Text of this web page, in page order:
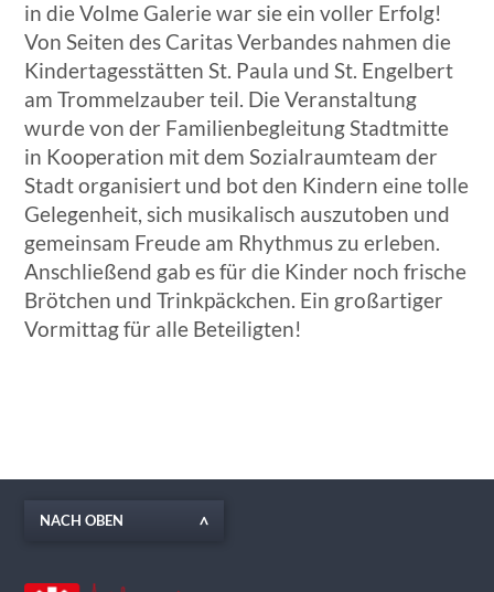
in die Volme Galerie war sie ein voller Erfolg!
Von Seiten des Caritas Verbandes nahmen die
Kindertagesstätten St. Paula und St. Engelbert
am Trommelzauber teil. Die Veranstaltung
wurde von der Familienbegleitung Stadtmitte
in Kooperation mit dem Sozialraumteam der
Stadt organisiert und bot den Kindern eine tolle
Gelegenheit, sich musikalisch auszutoben und
gemeinsam Freude am Rhythmus zu erleben.
Anschließend gab es für die Kinder noch frische
Brötchen und Trinkpäckchen. Ein großartiger
Vormittag für alle Beteiligten!
NACH OBEN